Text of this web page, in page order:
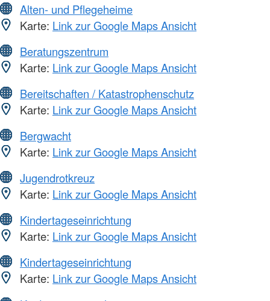
Alten- und Pflegeheime
Karte: Link zur Google Maps Ansicht
Beratungszentrum
Karte: Link zur Google Maps Ansicht
Bereitschaften / Katastrophenschutz
Karte: Link zur Google Maps Ansicht
Bergwacht
Karte: Link zur Google Maps Ansicht
Jugendrotkreuz
Karte: Link zur Google Maps Ansicht
Kindertageseinrichtung
Karte: Link zur Google Maps Ansicht
Kindertageseinrichtung
Karte: Link zur Google Maps Ansicht